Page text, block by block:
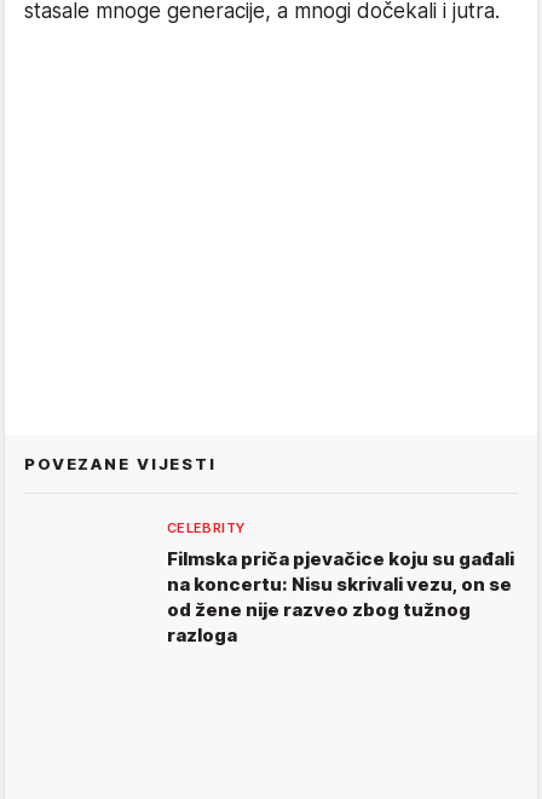
stasale mnoge generacije, a mnogi dočekali i jutra.
POVEZANE VIJESTI
CELEBRITY
Filmska priča pjevačice koju su gađali
na koncertu: Nisu skrivali vezu, on se
od žene nije razveo zbog tužnog
razloga